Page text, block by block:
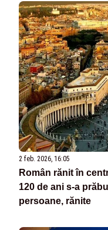
2 feb. 2026, 16:05
Român rănit în
120 de ani s-a
persoane, rănite